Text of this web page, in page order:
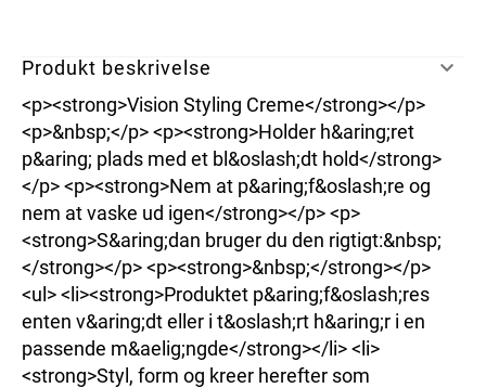
Produkt beskrivelse
<p><strong>Vision Styling Creme</strong></p>
<p>&nbsp;</p> <p><strong>Holder h&aring;ret
p&aring; plads med et bl&oslash;dt hold</strong>
</p> <p><strong>Nem at p&aring;f&oslash;re og
nem at vaske ud igen</strong></p> <p>
<strong>S&aring;dan bruger du den rigtigt:&nbsp;
</strong></p> <p><strong>&nbsp;</strong></p>
<ul> <li><strong>Produktet p&aring;f&oslash;res
enten v&aring;dt eller i t&oslash;rt h&aring;r i en
passende m&aelig;ngde</strong></li> <li>
<strong>Styl, form og kreer herefter som